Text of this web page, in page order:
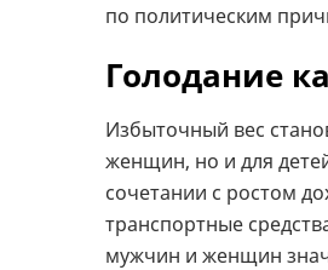
по политическим
Голодание
Избыточный вес
женщин, но и для
сочетании с ростом
транспортные
мужчин и женщин